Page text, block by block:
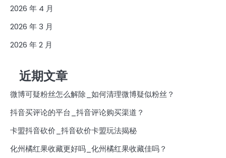
2026 年 4 月
2026 年 3 月
2026 年 2 月
近期文章
微博可疑粉丝怎么解除_如何清理微博疑似粉丝？
抖音买评论的平台_抖音评论购买渠道？
卡盟抖音砍价_抖音砍价卡盟玩法揭秘
化州橘红果收藏更好吗_化州橘红果收藏佳吗？